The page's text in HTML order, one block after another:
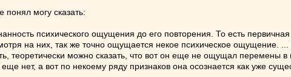
понял могу сказать:
психического ощущения до его повторения. То есть
на них, так же точно ощущается некое психическое ощущение.
теоретически можно сказать, что вот он еще не ощущал перемены в
еще нет, а вот по некоему ряду признаков она осознается как уже